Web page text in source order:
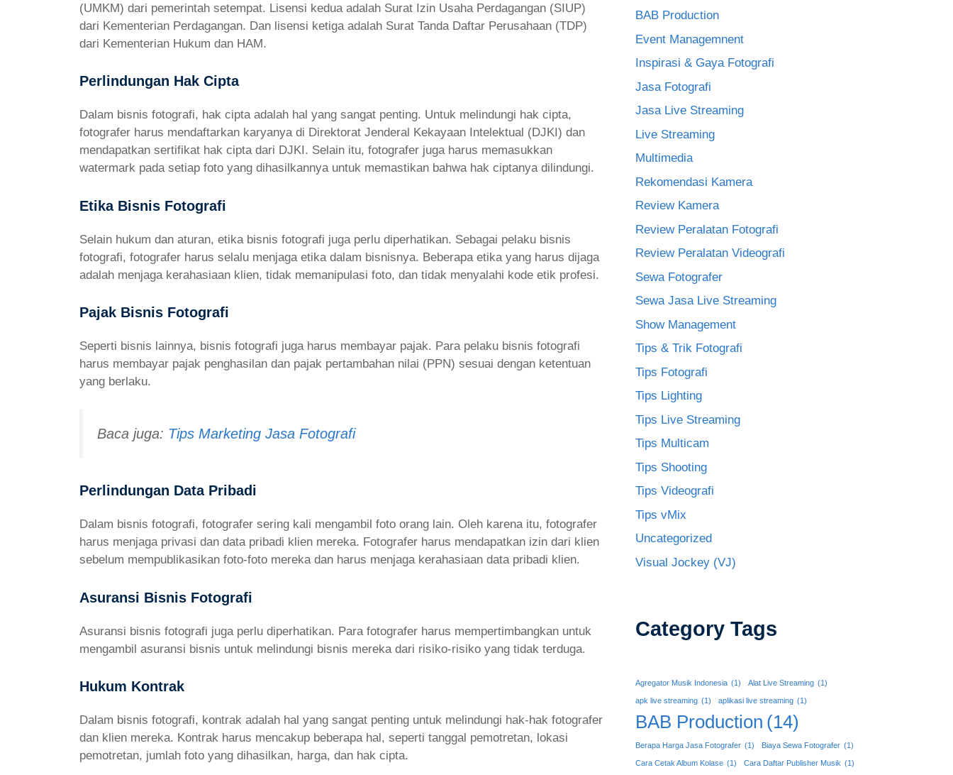
(UMKM) dari pemerintah setempat. Lisensi kedua adalah Surat Izin Usaha Perdagangan (SIUP)
dari Kementerian Perdagangan. Dan lisensi ketiga adalah Surat Tanda Daftar Perusahaan (TDP)
dari Kementerian Hukum dan HAM.
Perlindungan Hak Cipta
Dalam bisnis fotografi, hak cipta adalah hal yang sangat penting. Untuk melindungi hak cipta,
fotografer harus mendaftarkan karyanya di Direktorat Jenderal Kekayaan Intelektual (DJKI) dan
mendapatkan sertifikat hak cipta dari DJKI. Selain itu, fotografer juga harus memasukkan
watermark pada setiap foto yang dihasilkannya untuk memastikan bahwa hak ciptanya dilindungi.
Etika Bisnis Fotografi
Selain hukum dan aturan, etika bisnis fotografi juga perlu diperhatikan. Sebagai pelaku bisnis
fotografi, fotografer harus selalu menjaga etika dalam bisnisnya. Beberapa etika yang harus dijaga
adalah menjaga kerahasiaan klien, tidak memanipulasi foto, dan tidak menyalahi kode etik profesi.
Pajak Bisnis Fotografi
Seperti bisnis lainnya, bisnis fotografi juga harus membayar pajak. Para pelaku bisnis fotografi
harus membayar pajak penghasilan dan pajak pertambahan nilai (PPN) sesuai dengan ketentuan
yang berlaku.
Baca juga: Tips Marketing Jasa Fotografi
Perlindungan Data Pribadi
Dalam bisnis fotografi, fotografer sering kali mengambil foto orang lain. Oleh karena itu, fotografer
harus menjaga privasi dan data pribadi klien mereka. Fotografer harus mendapatkan izin dari klien
sebelum mempublikasikan foto-foto mereka dan harus menjaga kerahasiaan data pribadi klien.
Asuransi Bisnis Fotografi
Asuransi bisnis fotografi juga perlu diperhatikan. Para fotografer harus mempertimbangkan untuk
mengambil asuransi bisnis untuk melindungi bisnis mereka dari risiko-risiko yang tidak terduga.
Hukum Kontrak
Dalam bisnis fotografi, kontrak adalah hal yang sangat penting untuk melindungi hak-hak fotografer
dan klien mereka. Kontrak harus mencakup beberapa hal, seperti tanggal pemotretan, lokasi
pemotretan, jumlah foto yang dihasilkan, harga, dan hak cipta.
BAB Production
Event Managemnent
Inspirasi & Gaya Fotografi
Jasa Fotografi
Jasa Live Streaming
Live Streaming
Multimedia
Rekomendasi Kamera
Review Kamera
Review Peralatan Fotografi
Review Peralatan Videografi
Sewa Fotografer
Sewa Jasa Live Streaming
Show Management
Tips & Trik Fotografi
Tips Fotografi
Tips Lighting
Tips Live Streaming
Tips Multicam
Tips Shooting
Tips Videografi
Tips vMix
Uncategorized
Visual Jockey (VJ)
Category Tags
Agregator Musik Indonesia (1) Alat Live Streaming (1)
apk live streaming (1) aplikasi live streaming (1)
BAB Production (14)
Berapa Harga Jasa Fotografer (1) Biaya Sewa Fotografer (1)
Cara Cetak Album Kolase (1) Cara Daftar Publisher Musik (1)